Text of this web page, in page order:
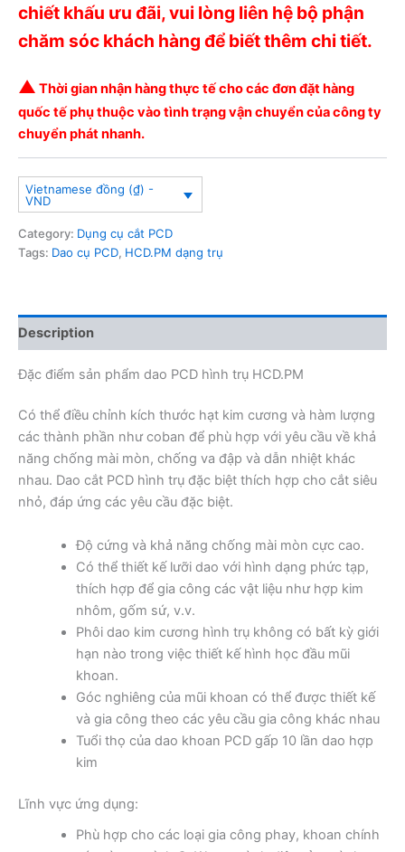
chiết khấu ưu đãi, vui lòng liên hệ bộ phận
chăm sóc khách hàng để biết thêm chi tiết.
▲ Thời gian nhận hàng thực tế cho các đơn đặt hàng
quốc tế phụ thuộc vào tình trạng vận chuyển của công ty
chuyển phát nhanh.
Vietnamese đồng (₫) -
VND
Category: Dụng cụ cắt PCD
Tags: Dao cụ PCD, HCD.PM dạng trụ
Description
Đặc điểm sản phẩm dao PCD hình trụ HCD.PM
Có thể điều chỉnh kích thước hạt kim cương và hàm lượng
các thành phần như coban để phù hợp với yêu cầu về khả
năng chống mài mòn, chống va đập và dẫn nhiệt khác
nhau. Dao cắt PCD hình trụ đặc biệt thích hợp cho cắt siêu
nhỏ, đáp ứng các yêu cầu đặc biệt.
Độ cứng và khả năng chống mài mòn cực cao.
Có thể thiết kế lưỡi dao với hình dạng phức tạp,
thích hợp để gia công các vật liệu như hợp kim
nhôm, gốm sứ, v.v.
Phôi dao kim cương hình trụ không có bất kỳ giới
hạn nào trong việc thiết kế hình học đầu mũi
khoan.
Góc nghiêng của mũi khoan có thể được thiết kế
và gia công theo các yêu cầu gia công khác nhau
Tuổi thọ của dao khoan PCD gấp 10 lần dao hợp
kim
Lĩnh vực ứng dụng:
Phù hợp cho các loại gia công phay, khoan chính